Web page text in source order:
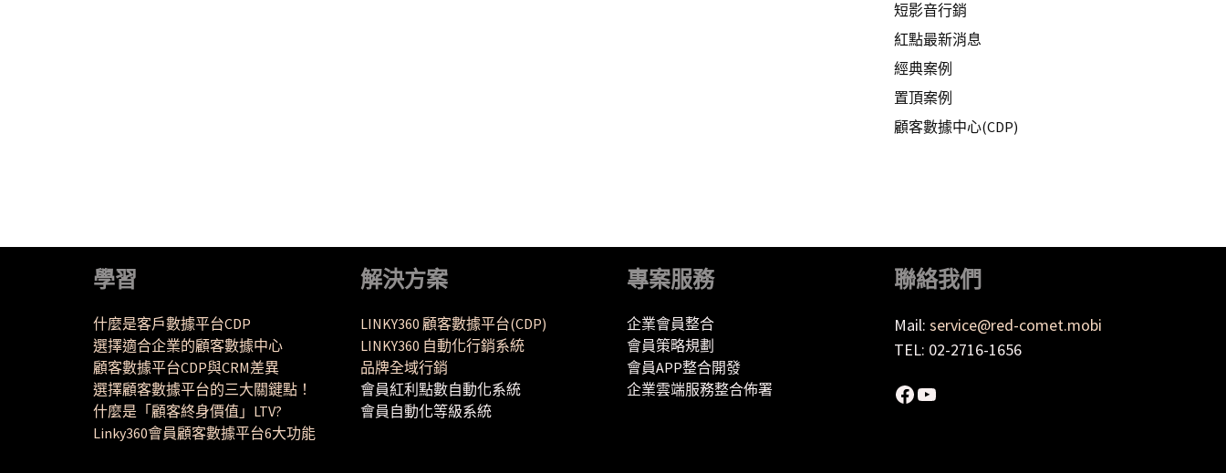
短影音行銷
紅點最新消息
經典案例
置頂案例
顧客數據中心(CDP)
學習
什麼是客戶數據平台CDP
選擇適合企業的顧客數據中心
顧客數據平台CDP與CRM差異
選擇顧客數據平台的三大關鍵點！
什麼是「顧客終身價值」LTV?
Linky360會員顧客數據平台6大功能
解決方案
LINKY360 顧客數據平台(CDP)
LINKY360 自動化行銷系統
品牌全域行銷
會員紅利點數自動化系統
會員自動化等級系統
專案服務
企業會員整合
會員策略規劃
會員APP整合開發
企業雲端服務整合佈署
聯絡我們
Mail: service@red-comet.mobi
TEL: 02-2716-1656
Facebook
YouTube